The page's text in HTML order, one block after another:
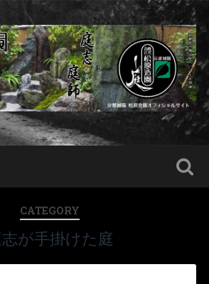
CATEGORY
が手掛けた庭